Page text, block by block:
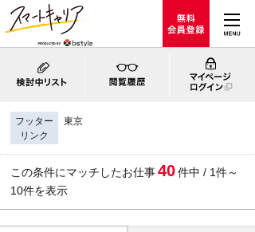
フッター
リンク
東京
この条件にマッチしたお仕事40件中 / 1件～
10件を表示